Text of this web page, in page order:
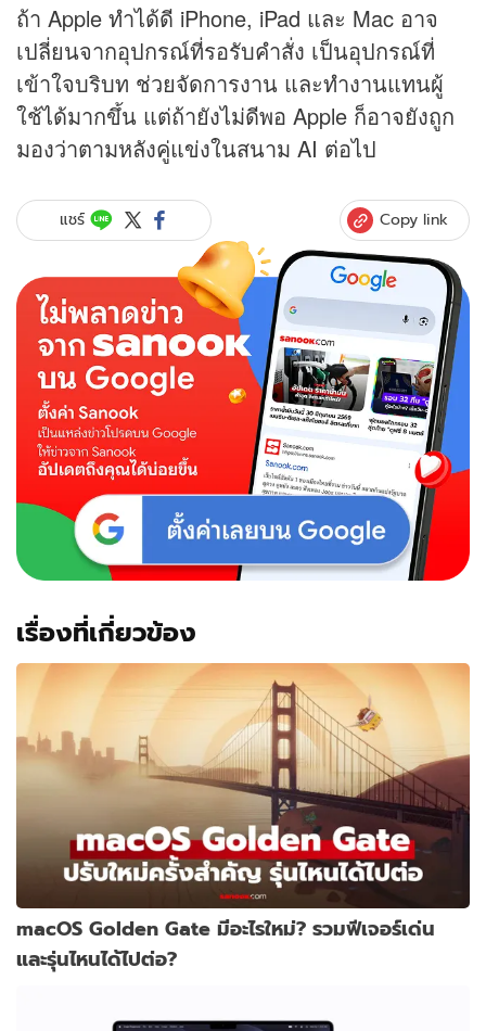
ถ้า Apple ทำได้ดี iPhone, iPad และ Mac อาจ
เปลี่ยนจากอุปกรณ์ที่รอรับคำสั่ง เป็นอุปกรณ์ที่
เข้าใจบริบท ช่วยจัดการงาน และทำงานแทนผู้
ใช้ได้มากขึ้น แต่ถ้ายังไม่ดีพอ Apple ก็อาจยังถูก
มองว่าตามหลังคู่แข่งในสนาม AI ต่อไป
แชร์ Copy link
เรื่องที่เกี่ยวข้อง
macOS Golden Gate มีอะไรใหม่? รวมฟีเจอร์เด่น
และรุ่นไหนได้ไปต่อ?